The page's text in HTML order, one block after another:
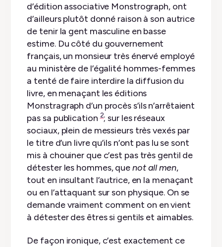
d’édition associative Monstrograph, ont
d’ailleurs plutôt donné raison à son autrice
de tenir la gent masculine en basse
estime. Du côté du gouvernement
français, un monsieur très énervé employé
au ministère de l’égalité hommes-femmes
a tenté de faire interdire la diffusion du
livre, en menaçant les éditions
Monstragraph d’un procès s’ils n’arrêtaient
pas sa publication2; sur les réseaux
sociaux, plein de messieurs très vexés par
le titre d’un livre qu’ils n’ont pas lu se sont
mis à chouiner que c’est pas très gentil de
détester les hommes, quenot all men,
tout en insultant l’autrice, en la menaçant
ou en l’attaquant sur son physique. On se
demande vraiment comment on en vient
à détester des êtres si gentils et aimables.
De façon ironique, c’est exactement ce